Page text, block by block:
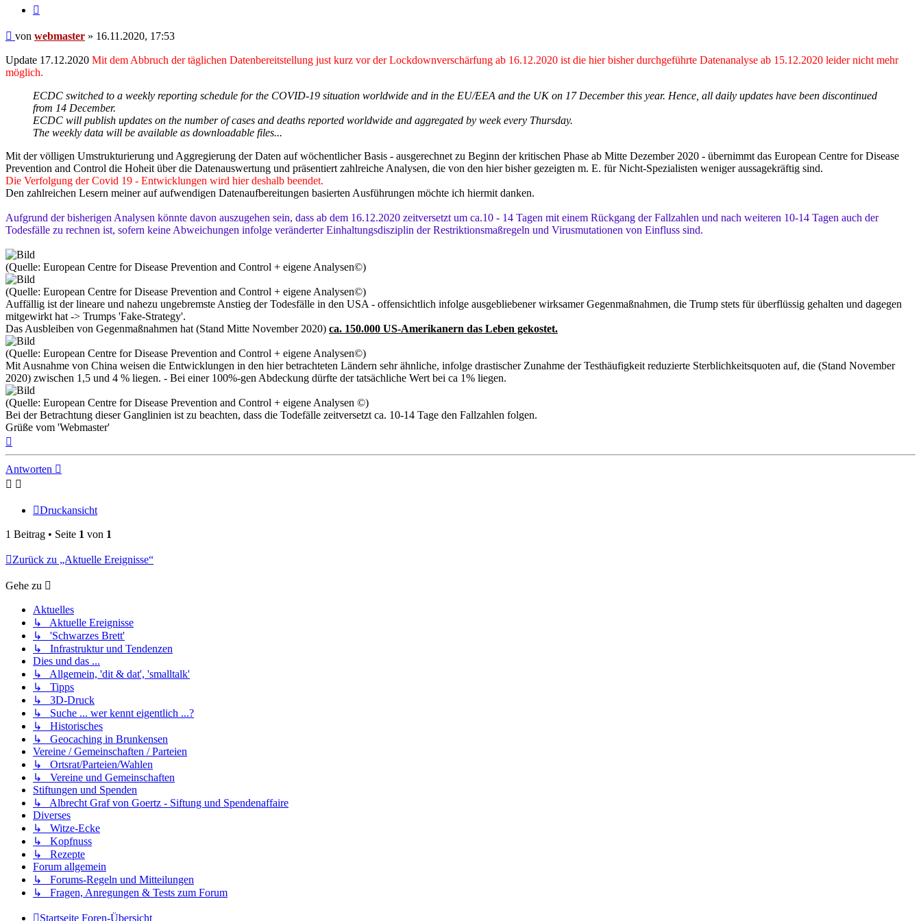
Beitrag
von webmaster » 16.11.2020, 17:53
Update 17.12.2020 Mit dem Abbruch der täglichen Datenbereitstellung just kurz vor der Lockdownverschärfung ab 16.12.2020 ist die hier bisher durchgeführte Datenanalyse ab 15.12.2020 leider nicht mehr
möglich.
ECDC switched to a weekly reporting schedule for the COVID-19 situation worldwide and in the EU/EEA and the UK on 17 December this year. Hence, all daily updates have been discontinued
from 14 December.
ECDC will publish updates on the number of cases and deaths reported worldwide and aggregated by week every Thursday.
The weekly data will be available as downloadable files...
Mit der völligen Umstrukturierung und Aggregierung der Daten auf wöchentlicher Basis - ausgerechnet zu Beginn der kritischen Phase ab Mitte Dezember 2020 - übernimmt das European Centre for Disease
Prevention and Control die Hoheit über die Datenauswertung und präsentiert zahlreiche Analysen, die von den hier bisher gezeigten m. E. für Nicht-Spezialisten weniger aussagekräftig sind.
Die Verfolgung der Covid 19 - Entwicklungen wird hier deshalb beendet.
Den zahlreichen Lesern meiner auf aufwendigen Datenaufbereitungen basierten Ausführungen möchte ich hiermit danken.
Aufgrund der bisherigen Analysen könnte davon auszugehen sein, dass ab dem 16.12.2020 zeitversetzt um ca.10 - 14 Tagen mit einem Rückgang der Fallzahlen und nach weiteren 10-14 Tagen auch der
Todesfälle zu rechnen ist, sofern keine Abweichungen infolge veränderter Einhaltungsdisziplin der Restriktionsmaßregeln und Virusmutationen von Einfluss sind.
(Quelle: European Centre for Disease Prevention and Control + eigene Analysen©)
(Quelle: European Centre for Disease Prevention and Control + eigene Analysen©)
Auffällig ist der lineare und nahezu ungebremste Anstieg der Todesfälle in den USA - offensichtlich infolge ausgebliebener wirksamer Gegenmaßnahmen, die Trump stets für überflüssig gehalten und dagegen
mitgewirkt hat -> Trumps 'Fake-Strategy'.
Das Ausbleiben von Gegenmaßnahmen hat (Stand Mitte November 2020) ca. 150.000 US-Amerikanern das Leben gekostet.
(Quelle: European Centre for Disease Prevention and Control + eigene Analysen©)
Mit Ausnahme von China weisen die Entwicklungen in den hier betrachteten Ländern sehr ähnliche, infolge drastischer Zunahme der Testhäufigkeit reduzierte Sterblichkeitsquoten auf, die (Stand November
2020) zwischen 1,5 und 4 % liegen. - Bei einer 100%-gen Abdeckung dürfte der tatsächliche Wert bei ca 1% liegen.
(Quelle: European Centre for Disease Prevention and Control + eigene Analysen ©)
Bei der Betrachtung dieser Ganglinien ist zu beachten, dass die Todefälle zeitversetzt ca. 10-14 Tage den Fallzahlen folgen.
Grüße vom 'Webmaster'
Antworten
Druckansicht
1 Beitrag • Seite 1 von 1
Zurück zu „Aktuelle Ereignisse“
Gehe zu
Aktuelles
↳ Aktuelle Ereignisse
↳ 'Schwarzes Brett'
↳ Infrastruktur und Tendenzen
Dies und das ...
↳ Allgemein, 'dit & dat', 'smalltalk'
↳ Tipps
↳ 3D-Druck
↳ Suche ... wer kennt eigentlich ...?
↳ Historisches
↳ Geocaching in Brunkensen
Vereine / Gemeinschaften / Parteien
↳ Ortsrat/Parteien/Wahlen
↳ Vereine und Gemeinschaften
Stiftungen und Spenden
↳ Albrecht Graf von Goertz - Siftung und Spendenaffaire
Diverses
↳ Witze-Ecke
↳ Kopfnuss
↳ Rezepte
Forum allgemein
↳ Forums-Regeln und Mitteilungen
↳ Fragen, Anregungen & Tests zum Forum
Startseite Foren-Übersicht